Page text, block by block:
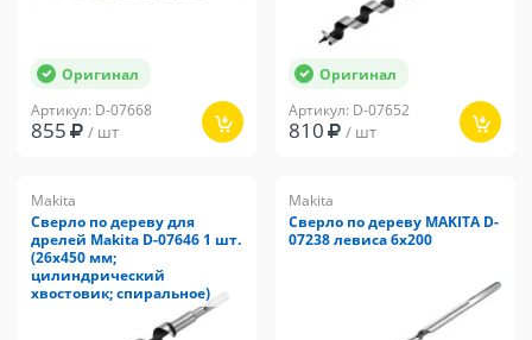
Оригинал
Артикул: D-07668
855 / шт
Оригинал
Артикул: D-07652
810 / шт
Makita
Сверло по дереву для
дрелей Makita D-07646 1 шт.
(26x450 мм;
цилиндрический
хвостовик; спиральное)
Makita
Сверло по дереву MAKITA D-
07238 левиса 6x200